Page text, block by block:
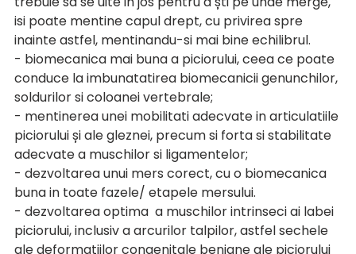
isi poate mentine capul drept, cu privirea spre
inainte astfel, mentinandu-si mai bine echilibrul.
- biomecanica mai buna a piciorului, ceea ce poate
conduce la imbunatatirea biomecanicii genunchilor,
soldurilor si coloanei vertebrale;
- mentinerea unei mobilitati adecvate in articulatiile
piciorului și ale gleznei, precum si forta si stabilitate
adecvate a muschilor si ligamentelor;
- dezvoltarea unui mers corect, cu o biomecanica
buna in toate fazele/ etapele mersului.
- dezvoltarea optima  a muschilor intrinseci ai labei
piciorului, inclusiv a arcurilor talpilor, astfel sechele
ale deformatiilor congenitale benigne ale piciorului